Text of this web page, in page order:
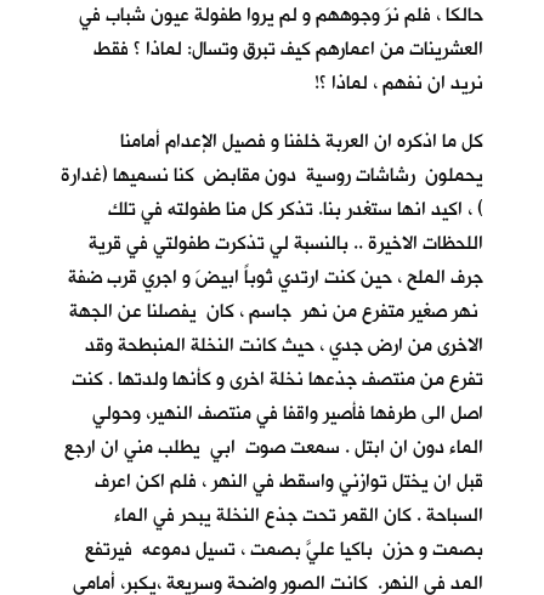
حالكا ، فلم نرَ وجوههم و لم يروا طفولة عيون شباب في
العشرينات من اعمارهم كيف تبرق وتسال: لماذا ؟ فقط
نريد ان نفهم ، لماذا ؟!
كل ما اذكره ان العربة خلفنا و فصيل الإعدام أمامنا
يحملون رشاشات روسية دون مقابض كنا نسميها (غدارة
) ، اكيد انها ستغدر بنا. تذكر كل منا طفولته في تلك
اللحظات الاخيرة .. بالنسبة لي تذكرت طفولتي في قرية
جرف الملح، حين كنت ارتدي ثوباً ابيضَ و اجري قرب ضفة
نهر صغير متفرع من نهر جاسم ، كان يفصلنا عن الجهة
الاخرى من ارض جدي ، حيث كانت النخلة المنبطحة وقد
تفرع من منتصف جذعها نخلة اخرى و كأنها ولدتها . كنت
اصل الى طرفها فأصير واقفا في منتصف النهير، وحولي
الماء دون ان ابتل . سمعت صوت ابي يطلب مني ان ارجع
قبل ان يختل توازني واسقط في النهر ، فلم اكن اعرف
السباحة . كان القمر تحت جذع النخلة يبحر في الماء
بصمت و حزن باكيا عليَّ بصمت ، تسيل دموعه فيرتفع
المد في النهر. كانت الصور واضحة وسريعة ،يكبر، أمامي